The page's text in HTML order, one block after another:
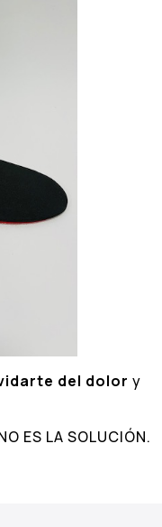
del dolor y
ES LA SOLUCIÓN.